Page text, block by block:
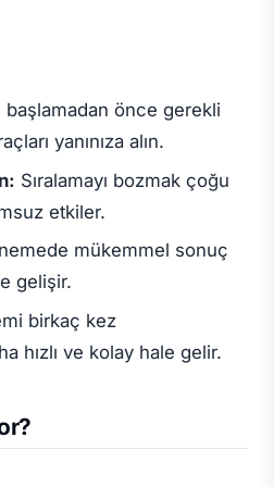
başlamadan önce gerekli
yanınıza alın.
Sıralamayı bozmak çoğu
etkiler.
mükemmel sonuç
gelişir.
birkaç kez
hızlı ve kolay hale gelir.